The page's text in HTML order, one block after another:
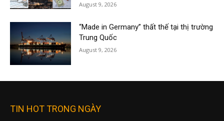
August 9, 2026
“Made in Germany” thất thế tại thị trường
Trung Quốc
August 9, 2026
TIN HOT TRONG NGÀY